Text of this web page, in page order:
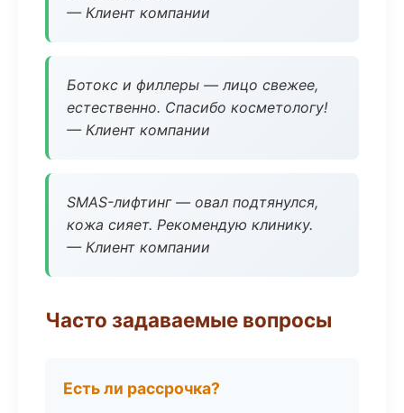
— Клиент компании
Ботокс и филлеры — лицо свежее,
естественно. Спасибо косметологу!
— Клиент компании
SMAS-лифтинг — овал подтянулся,
кожа сияет. Рекомендую клинику.
— Клиент компании
Часто задаваемые вопросы
Есть ли рассрочка?